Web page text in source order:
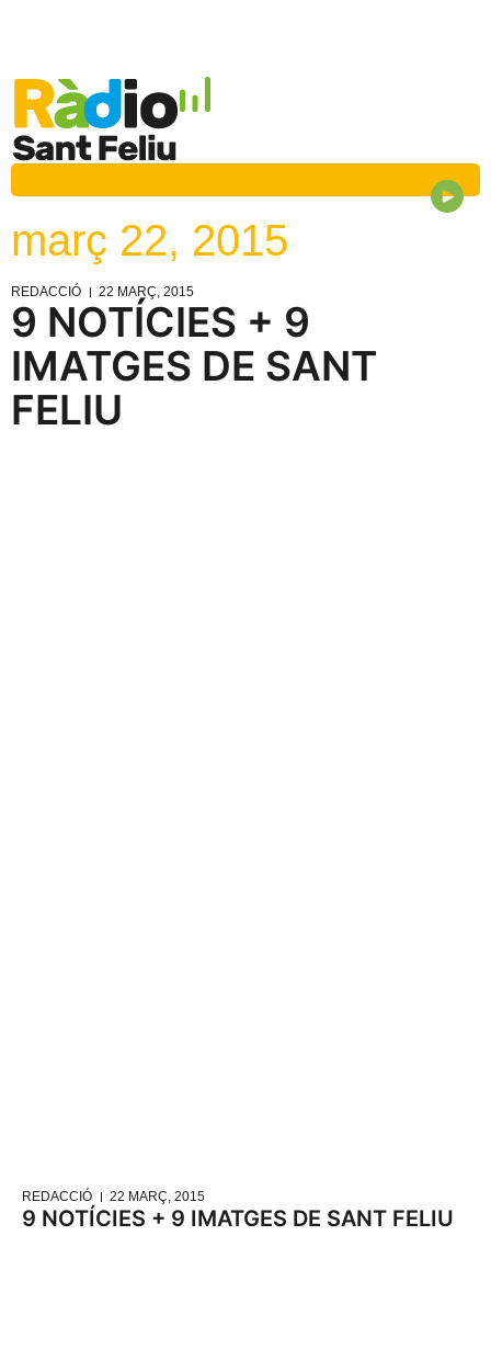
març 22, 2015
REDACCIÓ 22 MARÇ, 2015
9 NOTÍCIES + 9
IMATGES DE SANT
FELIU
REDACCIÓ 22 MARÇ, 2015
9 NOTÍCIES + 9 IMATGES DE SANT FELIU